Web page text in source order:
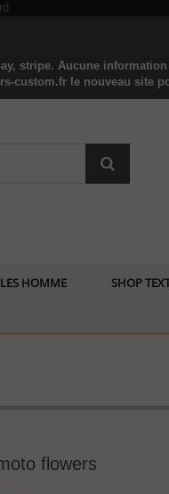
stripe. Aucune
custom.fr le nouveau site
HOMME SHOP
flowers